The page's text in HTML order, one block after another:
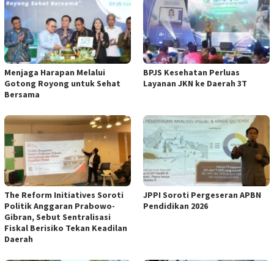
Menjaga Harapan Melalui
Gotong Royong untuk Sehat
Bersama
BPJS Kesehatan Perluas
Layanan JKN ke Daerah 3T
The Reform Initiatives Soroti
Politik Anggaran Prabowo-
Gibran, Sebut Sentralisasi
Fiskal Berisiko Tekan Keadilan
Daerah
JPPI Soroti Pergeseran APBN
Pendidikan 2026